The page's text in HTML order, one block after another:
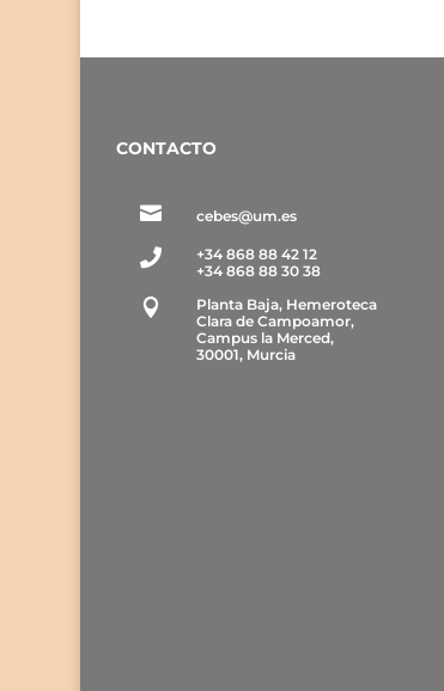
CONTACTO
 cebes@um.es

+34 868 88 42 12
+34 868 88 30 38

Planta Baja, Hemeroteca
Clara de Campoamor,
Campus la Merced,
30001, Murcia